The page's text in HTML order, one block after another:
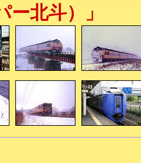
ー北斗）」